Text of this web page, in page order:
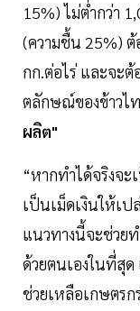
15%) ไม่ต่ำกว่า
(ความชื้น 25%) ต้
กก.ต่อไร่ และจะ
ตลักษณ์ของข้าวไ
ผลิต"
“หากทำได้จริงจ
เป็นเม็ดเงินให้เป
แนวทางนี้จะช่วย
ด้วยตนเองในที่สุด
ช่วยเหลือเกษตรก